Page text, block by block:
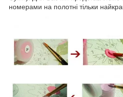
номерами на полотні тільки